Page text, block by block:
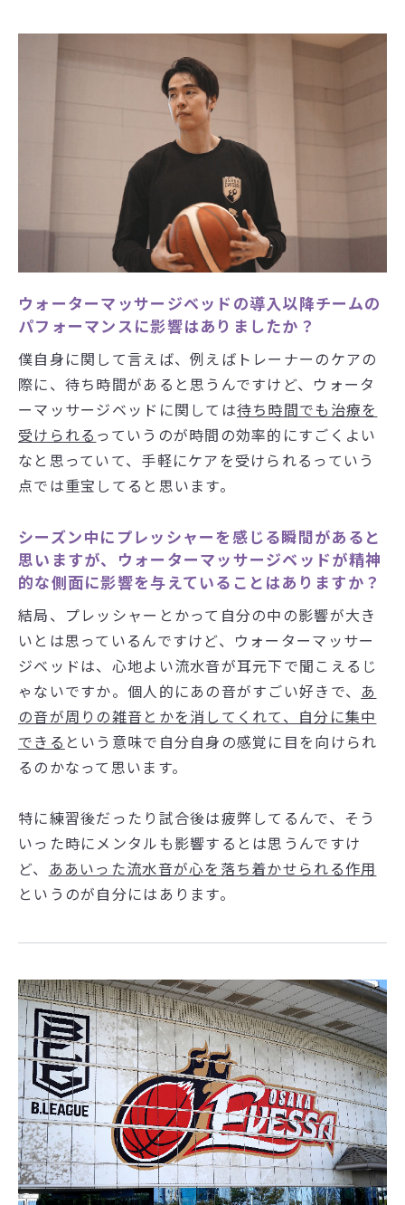
ウォーターマッサージベッドの導入以降チームの
パフォーマンスに影響はありましたか？
僕自身に関して言えば、例えばトレーナーのケアの
際に、待ち時間があると思うんですけど、ウォータ
ーマッサージベッドに関しては待ち時間でも治療を
受けられる っていうのが時間の効率的にすごくよい
なと思っていて、手軽にケアを受けられるっていう
点では重宝してると思います。
シーズン中にプレッシャーを感じる瞬間があると
思いますが、ウォーターマッサージベッドが精神
的な側面に影響を与えていることはありますか？
結局、プレッシャーとかって自分の中の影響が大き
いとは思っているんですけど、ウォーターマッサー
ジベッドは、心地よい流水音が耳元下で聞こえるじ
ゃないですか。個人的にあの音がすごい好きで、 あ
の音が周りの雑音とかを消してくれて、自分に集中
できる という意味で自分自身の感覚に目を向けられ
るのかなって思います。
特に練習後だったり試合後は疲弊してるんで、そう
いった時にメンタルも影響するとは思うんですけ
ど、 ああいった流水音が心を落ち着かせられる作用
というのが自分にはあります。